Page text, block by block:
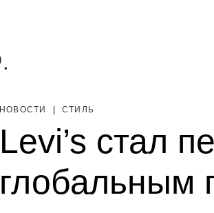
НОВОСТИ СТИЛЬ
Levi’s стал
глобальным